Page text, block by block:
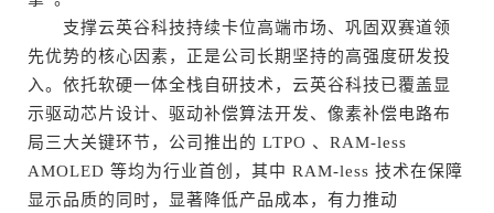
支撑云英谷科技持续卡位高端市场、巩固双赛道领
先优势的核心因素，正是公司长期坚持的高强度研发投
入。依托软硬一体全栈自研技术，云英谷科技已覆盖显
示驱动芯片设计、驱动补偿算法开发、像素补偿电路布
局三大关键环节，公司推出的 LTPO 、RAM-less
AMOLED 等均为行业首创，其中 RAM-less 技术在保障
显示品质的同时，显著降低产品成本，有力推动